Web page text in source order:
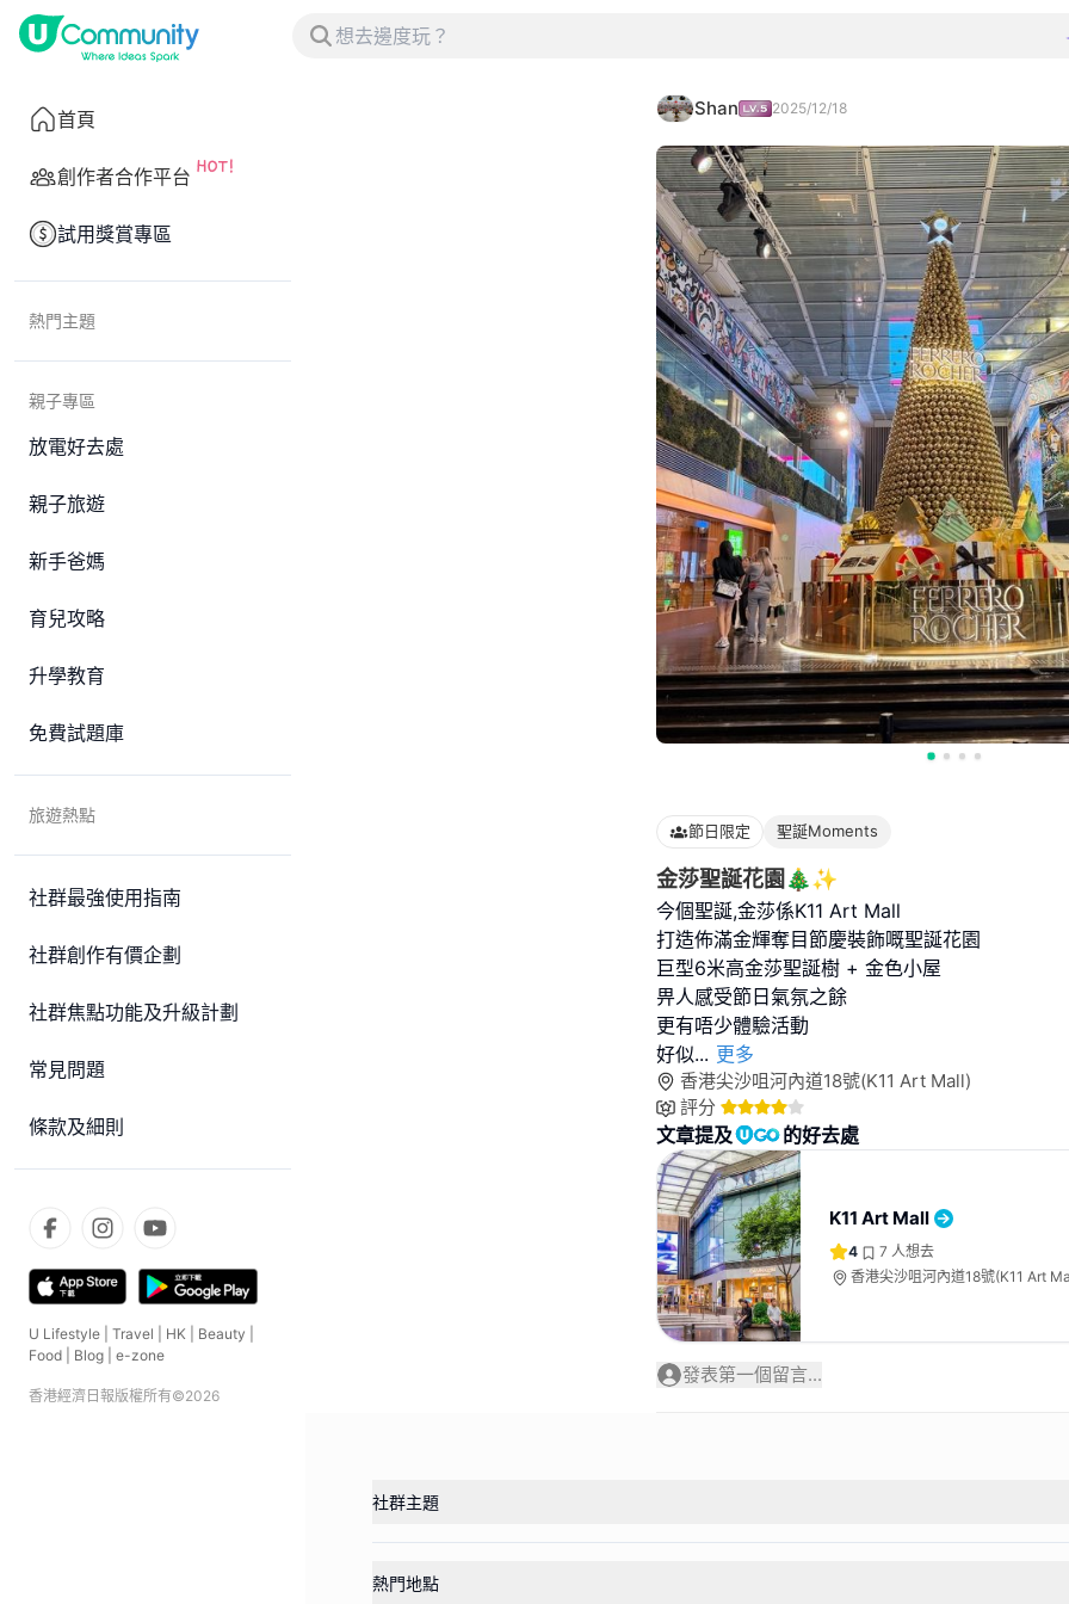
首頁
創作者合作平台
試用獎賞專區
熱門主題
親子專區
放電好去處
親子旅遊
新手爸媽
育兒攻略
升學教育
免費試題庫
旅遊熱點
社群最強使用指南
社群創作有價企劃
社群焦點功能及升級計劃
常見問題
條款及細則
U Lifestyle Travel HK Beauty
Food
Blog e-zone
香港經濟日報版權所有©2026
Shan 2025/12/18
節日限定 聖誕Moments
金莎聖誕花園🎄✨
今個聖誕,金莎係K11 Art Mall
打造佈滿金輝奪目節慶裝飾嘅聖誕花園
巨型6米高金莎聖誕樹 + 金色小屋
畀人感受節日氣氛之餘
更有唔少體驗活動
好似... 更多
香港尖沙咀河內道18號(K11 Art Mall)
評分
文章提及 的好去處
K11 Art Mall
4 7 人想去
香港尖沙咀河內道18號(K11 Art
發表第一個留言...
社群主題
熱門地點